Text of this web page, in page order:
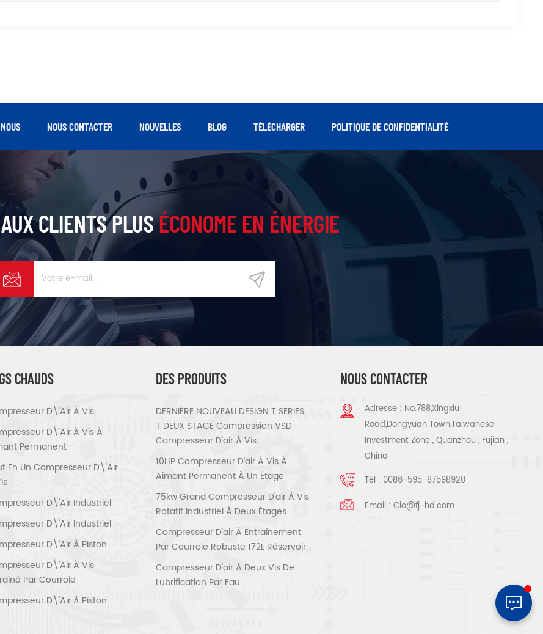
NOUS CONTACTER NOUVELLES BLOG TÉLÉCHARGER POLITIQUE DE CONFIDENTIALITÉ
CLIENTS PLUSÉCONOME EN ÉNERGIE
CHAUDS
D\'air À Vis
D\'air À Vis À
Permanent
En Un Compresseur D\'air
D\'air Industriel
D\'air Industriel
D\'air À Piston
D\'air À Vis
Par Courroie
D\'air À Piston
DES PRODUITS
DERNIÈRE NOUVEAU DESIGN T SERIES
T DEUX STACE Compression VSD
Compresseur D'air À Vis
10HP Compresseur D'air À Vis À
Aimant Permanent À Un Étage
75kw Grand Compresseur D'air À Vis
Rotatif Industriel À Deux Étages
Compresseur D'air À Entraînement
Par Courroie Robuste 172L Réservoir
Compresseur D'air À Deux Vis De
Lubrification Par Eau
NOUS CONTACTER
Adresse : No.788,Xingxiu
Road,Dongyuan Town,Taiwanese
Investment Zone , Quanzhou , Fujian ,
China
Tél : 0086-595-87598920
Email :Cio@fj-hd.com